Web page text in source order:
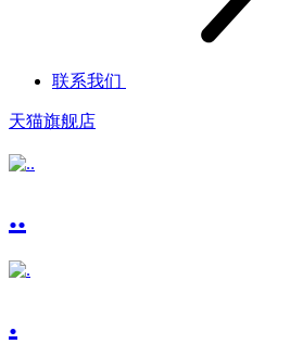
联系我们
天猫旗舰店
..
.